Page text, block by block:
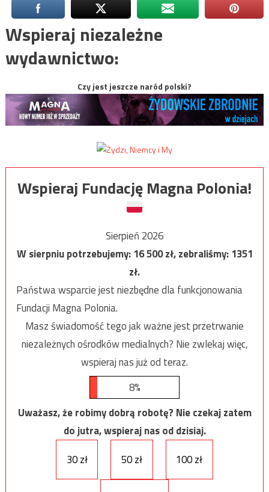
Wspieraj niezależne
wydawnictwo:
Czy jest jeszcze naród polski?
Wspieraj Fundację Magna Polonia!
Sierpień 2026
W sierpniu potrzebujemy:16 500zł, zebraliśmy:1351
zł.
Państwa wsparcie jest niezbędne dla funkcjonowania
Fundacji Magna Polonia.
Masz świadomość tego jak ważne jest przetrwanie
niezależnych ośrodków medialnych? Nie zwlekaj więc,
wspieraj nas już od teraz.
8%
Uważasz, że robimy dobrą robotę? Nie czekaj zatem
do jutra, wspieraj nas od dzisiaj.
30 zł
50 zł 100 zł